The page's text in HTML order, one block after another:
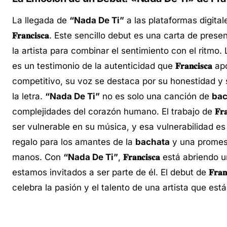
La llegada de “Nada De Ti” a las plataformas
𝐅𝐫𝐚𝐧𝐜𝐢𝐬𝐜𝐚. Este sencillo debut es una carta de
la artista para combinar el sentimiento con el
es un testimonio de la autenticidad que 𝐅𝐫𝐚𝐧𝐜𝐢𝐬𝐜𝐚
competitivo, su voz se destaca por su honestidad
la letra. “Nada De Ti” no es solo una canción de
complejidades del corazón humano. El trabajo de
ser vulnerable en su música, y esa vulnerabilidad
regalo para los amantes de la bachata y una
manos. Con “Nada De Ti”, 𝐅𝐫𝐚𝐧𝐜𝐢𝐬𝐜𝐚 está abriendo
estamos invitados a ser parte de él. El debut de
celebra la pasión y el talento de una artista que